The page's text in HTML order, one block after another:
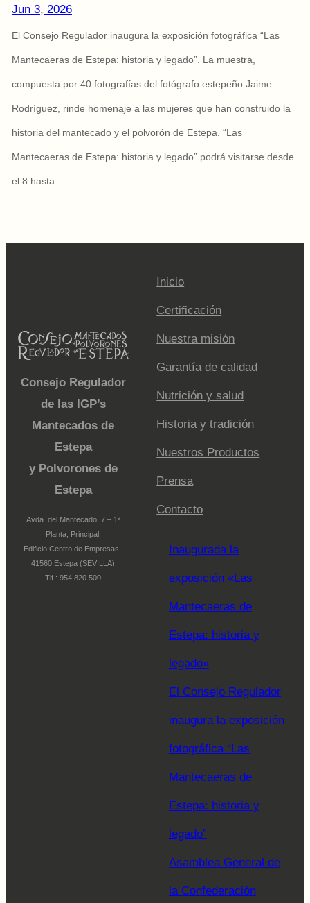
Jun 3, 2026
El Consejo Regulador inaugura la exposición fotográfica “Las
Mantecaeras de Estepa: historia y legado”. La muestra,
compuesta por 40 fotografías del fotógrafo estepeño Jaime
Rodríguez, rinde homenaje a las mujeres que han construido la
historia del mantecado y el polvorón de Estepa. “Las
Mantecaeras de Estepa: historia y legado” podrá visitarse desde
el 8 hasta…
Consejo Regulador
de las IGP’s
Mantecados de
Estepa
y Polvorones de
Estepa
Avda. del Mantecado, 7 – 1ª
Planta, Principal.
Edificio Centro de Empresas .
41560 Estepa (SEVILLA)
Tlf.: 954 820 500
Inicio
Certificación
Nuestra misión
Garantía de calidad
Nutrición y salud
Historia y tradición
Nuestros Productos
Prensa
Contacto
Inaugurada la
exposición «Las
Mantecaeras de
Estepa: historia y
legado»
El Consejo Regulador
inaugura la exposición
fotográfica “Las
Mantecaeras de
Estepa: historia y
legado”
Asamblea General de
la Confederación